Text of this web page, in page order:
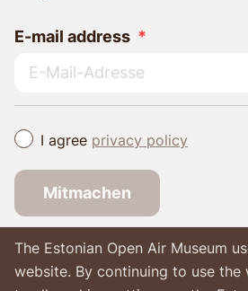
E-mail address
I agree privacy policy
Mitmachen
The Estonian Open Air Museum
website. By continuing to use the